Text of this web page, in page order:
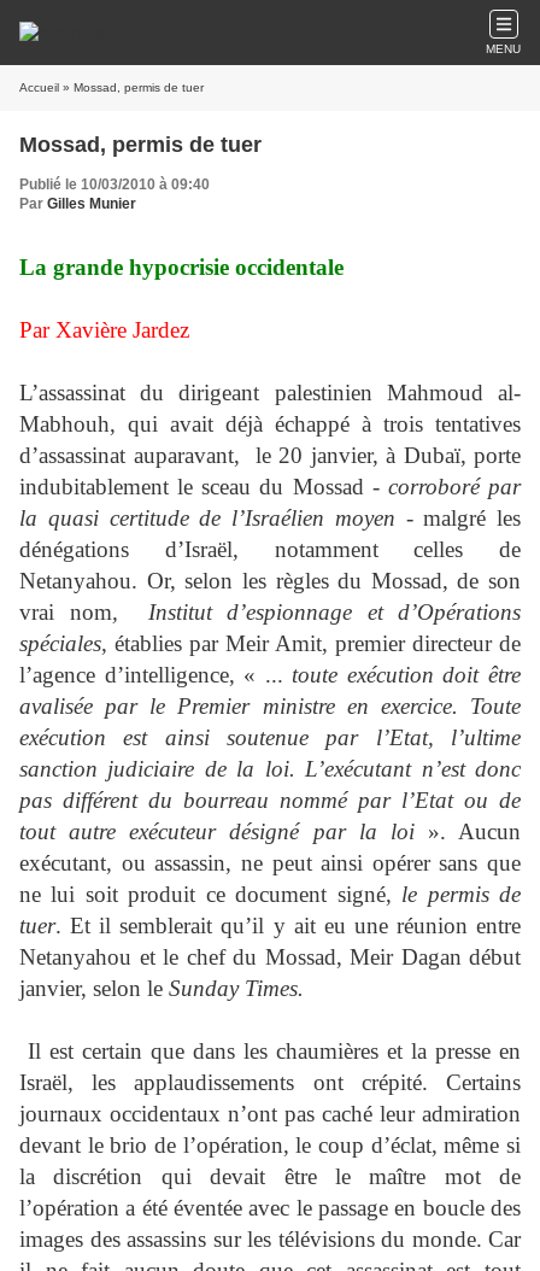
MENU
Accueil » Mossad, permis de tuer
Mossad, permis de tuer
Publié le 10/03/2010 à 09:40
Par Gilles Munier
La grande hypocrisie occidentale
Par Xavière Jardez
L’assassinat du dirigeant palestinien Mahmoud al-
Mabhouh, qui avait déjà échappé à trois tentatives
d’assassinat auparavant, le 20 janvier, à Dubaï, porte
indubitablement le sceau du Mossad - corroboré par
la quasi certitude de l’Israélien moyen - malgré les
dénégations d’Israël, notamment celles de
Netanyahou. Or, selon les règles du Mossad, de son
vrai nom, Institut d’espionnage et d’Opérations
spéciales, établies par Meir Amit, premier directeur de
l’agence d’intelligence, « ... toute exécution doit être
avalisée par le Premier ministre en exercice. Toute
exécution est ainsi soutenue par l’Etat, l’ultime
sanction judiciaire de la loi. L’exécutant n’est donc
pas différent du bourreau nommé par l’Etat ou de
tout autre exécuteur désigné par la loi». Aucun
exécutant, ou assassin, ne peut ainsi opérer sans que
ne lui soit produit ce document signé, le permis de
tuer. Et il semblerait qu’il y ait eu une réunion entre
Netanyahou et le chef du Mossad, Meir Dagan début
janvier, selon le Sunday Times.
Il est certain que dans les chaumières et la presse en
Israël, les applaudissements ont crépité. Certains
journaux occidentaux n’ont pas caché leur admiration
devant le brio de l’opération, le coup d’éclat, même si
la discrétion qui devait être le maître mot de
l’opération a été éventée avec le passage en boucle des
images des assassins sur les télévisions du monde. Car